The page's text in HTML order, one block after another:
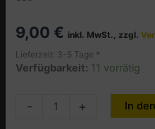
9,00 € inkl. MwSt., zzgl.
Lieferzeit: 3-5 Tage *
Verfügbarkeit: 11 vorrätig
- + In